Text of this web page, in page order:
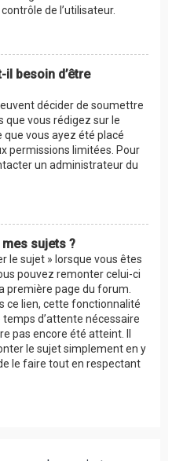
de l’utilisateur.
besoin d’être
décider de soumettre
que vous rédigez sur le
vous ayez été placé
permissions limitées. Pour
un administrateur du
sujets ?
le sujet » lorsque vous êtes
pouvez remonter celui-ci
première page du forum.
ce lien, cette fonctionnalité
d’attente nécessaire
pas encore été atteint. Il
le sujet simplement en y
le faire tout en respectant